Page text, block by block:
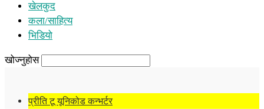
खेलकुद
कला/साहित्य
भिडियो
खोज्नुहोस
प्रीति टू यूनिकोड कन्भर्टर